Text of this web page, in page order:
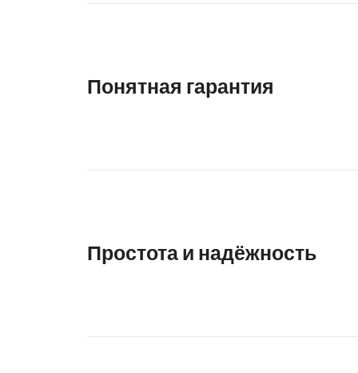
Понятная гарантия
Простота и надёжность